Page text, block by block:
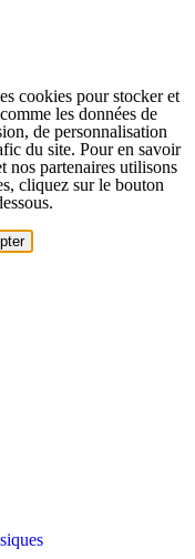
cookies pour stocker et
les données de
de personnalisation
du site. Pour en savoir
nos partenaires utilisons
cliquez sur le bouton